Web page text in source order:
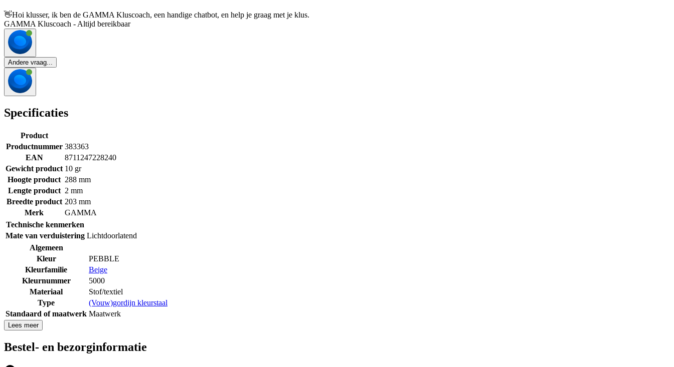
👋Hoi klusser, ik ben de GAMMA Kluscoach, een handige chatbot, en help je graag met je klus.
GAMMA Kluscoach - Altijd bereikbaar
Andere vraag...
Specificaties
Product
Productnummer 383363
EAN
8711247228240
Gewicht product 10 gr
Hoogte product 288 mm
Lengte product 2 mm
Breedte product 203 mm
Merk
GAMMA
Technische kenmerken
Mate van verduistering Lichtdoorlatend
Algemeen
Kleur
PEBBLE
Kleurfamilie
Beige
Kleurnummer
5000
Materiaal
Stof/textiel
Type
(Vouw)gordijn kleurstaal
Standaard of maatwerk Maatwerk
Lees meer
Bestel- en bezorginformatie